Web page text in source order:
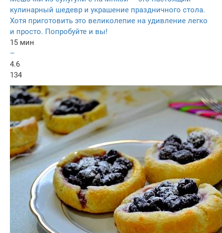
кулинарный шедевр и украшение праздничного стола.
Хотя приготовить это великолепие на удивление легко
и просто. Попробуйте и вы!
15 мин
–
4.6
134